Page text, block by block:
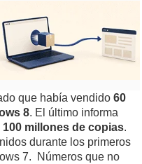
que había vendido 60
8. El último informa
100 millones de copias.
durante los primeros
7. Números que no